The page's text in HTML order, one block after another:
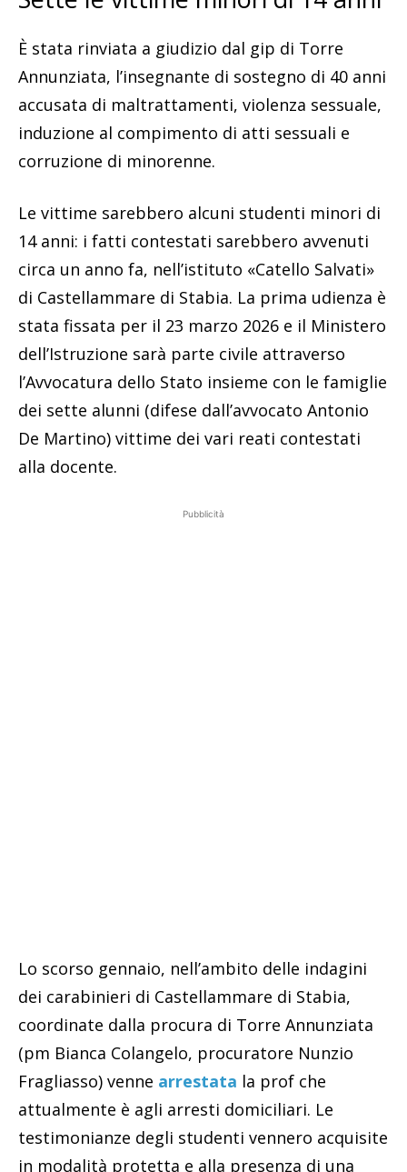
È stata rinviata a giudizio dal gip di Torre
Annunziata, l’insegnante di sostegno di 40 anni
accusata di maltrattamenti, violenza sessuale,
induzione al compimento di atti sessuali e
corruzione di minorenne.
Le vittime sarebbero alcuni studenti minori di
14 anni: i fatti contestati sarebbero avvenuti
circa un anno fa, nell’istituto «Catello Salvati»
di Castellammare di Stabia. La prima udienza è
stata fissata per il 23 marzo 2026 e il Ministero
dell’Istruzione sarà parte civile attraverso
l’Avvocatura dello Stato insieme con le famiglie
dei sette alunni (difese dall’avvocato Antonio
De Martino) vittime dei vari reati contestati
alla docente.
Pubblicità
Lo scorso gennaio, nell’ambito delle indagini
dei carabinieri di Castellammare di Stabia,
coordinate dalla procura di Torre Annunziata
(pm Bianca Colangelo, procuratore Nunzio
Fragliasso) venne arrestata la prof che
attualmente è agli arresti domiciliari. Le
testimonianze degli studenti vennero acquisite
in modalità protetta e alla presenza di una